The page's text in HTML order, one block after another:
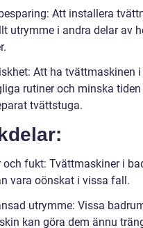
Att installera
utrymme i andra delar av
Att ha tvättmaskinen
rutiner och minska
tvättstuga.
och fukt: Tvättmaskiner i
vara oönskat i vissa fall.
utrymme: Vissa
kan göra dem ännu